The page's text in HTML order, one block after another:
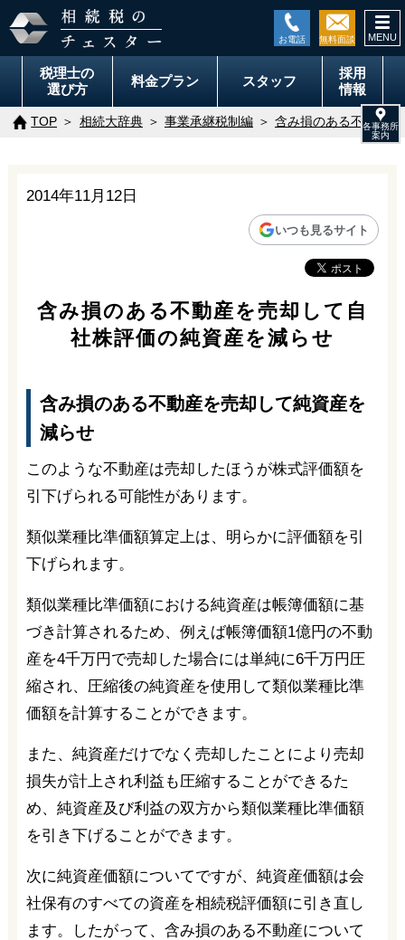
税理士の
選び方
料金プラン スタッフ
採用
情報
TOP 相続大辞典 事業承継税制編 含み損のある不動産
2014年11月12日
いつも見るサイト
含み損のある不動産を売却して自
社株評価の純資産を減らせ
含み損のある不動産を売却して純資産を
減らせ
このような不動産は売却したほうが株式評価額を
引下げられる可能性があります。
類似業種比準価額算定上は、明らかに評価額を引
下げられます。
類似業種比準価額における純資産は帳簿価額に基
づき計算されるため、例えば帳簿価額1億円の不動
産を4千万円で売却した場合には単純に6千万円圧
縮され、圧縮後の純資産を使用して類似業種比準
価額を計算することができます。
また、純資産だけでなく売却したことにより売却
損失が計上され利益も圧縮することができるた
め、純資産及び利益の双方から類似業種比準価額
を引き下げることができます。
次に純資産価額についてですが、純資産価額は会
社保有のすべての資産を相続税評価額に引き直し
ます。したがって、含み損のある不動産について